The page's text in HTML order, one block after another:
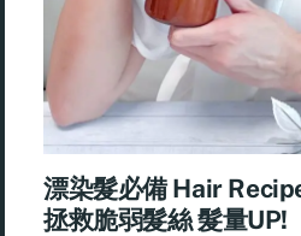
漂染髮必備 Hair
拯救脆弱髮絲 髮量UP!